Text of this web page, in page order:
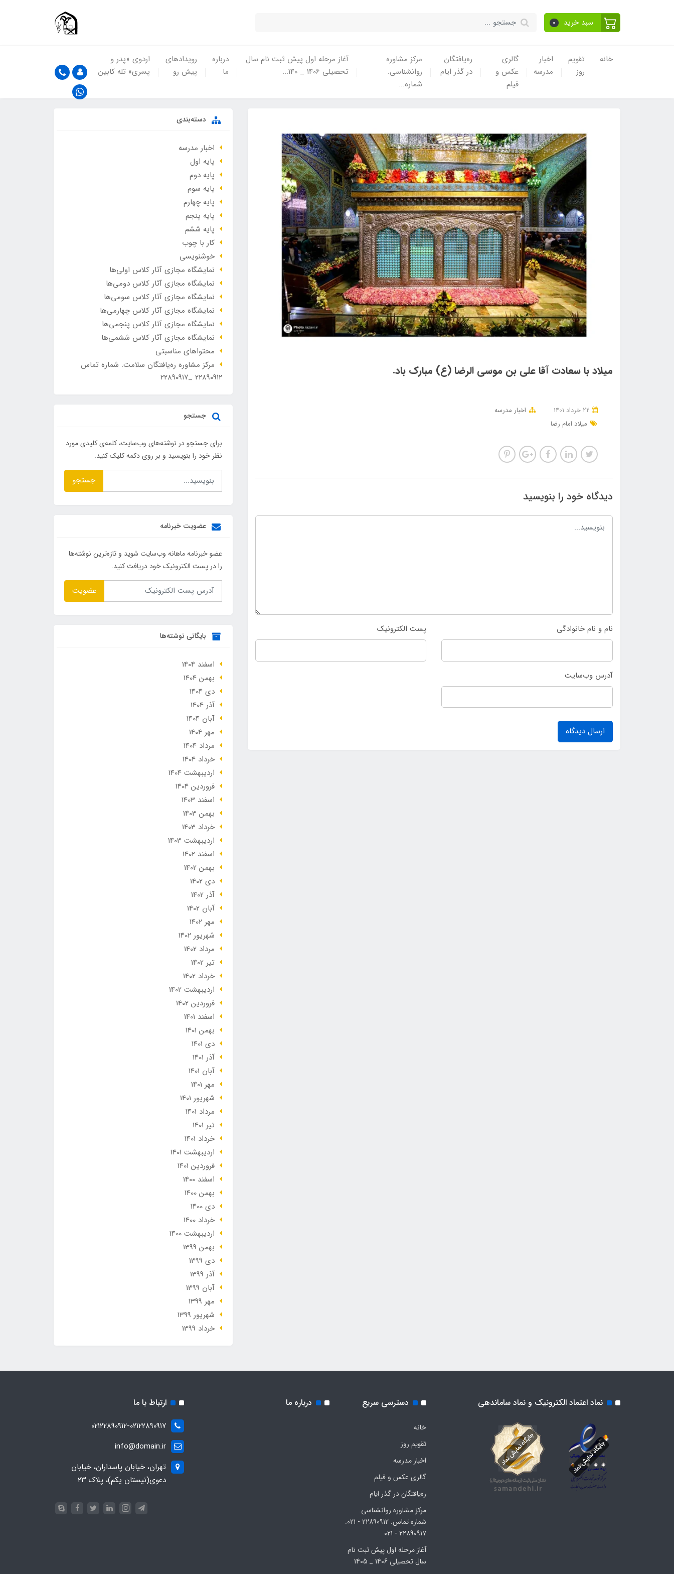
سبد خرید 0
خانه
تقویم
روز
اخبار
مدرسه
گالری
عکس و
فیلم
ره‌یافتگان
در گذر ایام
مرکز مشاوره
روانشناسی.
شماره...
آغاز مرحله اول پیش ثبت نام سال
تحصیلی 1406 _ 140...
درباره
ما
رویدادهای
پیش رو
اردوی «پدر و
پسری» تله کابین
میلاد با سعادت آقا علی بن موسی الرضا (ع) مبارک باد.
اخبار مدرسه
میلاد امام رضا
دیدگاه خود را بنویسید
نام و نام خانوادگی پست الکترونیک
آدرس وب‌سایت
ارسال دیدگاه
دسته‌بندی
اخبار مدرسه
پایه اول
پایه دوم
پایه سوم
پایه چهارم
پایه پنجم
پایه ششم
کار با چوب
خوشنویسی
نمایشگاه مجازی آثار کلاس اولی‌ها
نمایشگاه مجازی آثار کلاس دومی‌ها
نمایشگاه مجازی آثار کلاس سومی‌ها
نمایشگاه مجازی آثار کلاس چهارمی‌ها
نمایشگاه مجازی آثار کلاس پنجمی‌ها
نمایشگاه مجازی آثار کلاس ششمی‌ها
محتواهای مناسبتی
مرکز مشاوره ره‌یافتگان سلامت. شماره تماس
۲۲۸۹۰۹۱۲ _۲۲۸۹۰۹۱۷
جستجو
برای جستجو در نوشته‌های وب‌سایت، کلمه‌ی کلیدی مورد
نظر خود را بنویسید و بر روی دکمه کلیک کنید.
جستجو
عضویت خبرنامه
عضو خبرنامه ماهانه وب‌سایت شوید و تازه‌ترین نوشته‌ها
را در پست الکترونیک خود دریافت کنید.
عضویت
بایگانی نوشته‌ها
اسفند 1404
بهمن 1404
دی 1404
آذر 1404
آبان 1404
مهر 1404
مرداد 1404
خرداد 1404
ارديبهشت 1404
فروردین 1404
اسفند 1403
بهمن 1403
خرداد 1403
ارديبهشت 1403
اسفند 1402
بهمن 1402
دی 1402
آذر 1402
آبان 1402
مهر 1402
شهریور 1402
مرداد 1402
تير 1402
خرداد 1402
ارديبهشت 1402
فروردین 1402
اسفند 1401
بهمن 1401
دی 1401
آذر 1401
آبان 1401
مهر 1401
شهریور 1401
مرداد 1401
تير 1401
خرداد 1401
ارديبهشت 1401
فروردین 1401
اسفند 1400
بهمن 1400
دی 1400
خرداد 1400
ارديبهشت 1400
بهمن 1399
دی 1399
آذر 1399
آبان 1399
مهر 1399
شهریور 1399
خرداد 1399
نماد اعتماد الکترونیک و نماد ساماندهی دسترسی سریع
خانه
تقویم روز
اخبار مدرسه
گالری عکس و فیلم
ره‌یافتگان در گذر ایام
مرکز مشاوره روانشناسی.
شماره تماس. ۲۲۸۹۰۹۱۲ - ۰۲۱.
۲۲۸۹۰۹۱۷ - ۰۲۱
آغاز مرحله اول پیش ثبت نام
سال تحصیلی 1406 _ 1405
درباره ما ارتباط با ما
۰۲۱۲۲۸۹۰۹۱۲-۰۲۱۲۲۸۹۰۹۱۷
info@domain.ir
تهران، خیابان پاسداران، خیابان
دعوی(نیستان یکم)، پلاک ۲۳